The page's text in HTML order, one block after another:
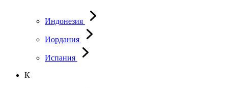
Индонезия
Иордания
Испания
К